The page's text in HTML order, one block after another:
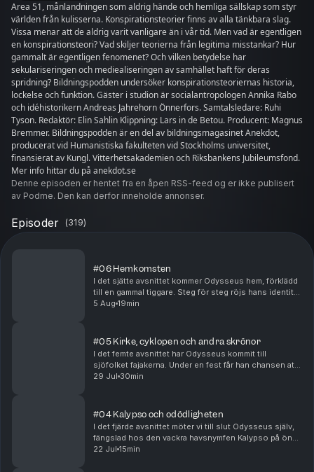
Area 51, månlandningen som aldrig hände och hemliga sällskap som styr
världen från kulisserna. Konspirationsteorier finns av alla tänkbara slag.
Vissa menar att de aldrig varit vanligare än i vår tid. Men vad är egentligen
en konspirationsteori? Vad skiljer teorierna från legitima misstankar? Hur
gammalt är egentligen fenomenet? Och vilken betydelse har
sekulariseringen och mediealiseringen av samhället haft för deras
spridning? Bildningspodden undersöker konspirationsteoriernas historia,
lockelse och funktion. Gäster i studion är socialantropologen Annika Rabo
och idéhistorikern Andreas Jahrehorn Önnerfors. Samtalsledare: Ruhi
Tyson. Redaktör: Elin Sahlin Klippning: Lars in de Betou. Producent: Magnus
Bremmer. Bildningspodden är en del av bildningsmagasinet Anekdot,
producerat vid Humanistiska fakulteten vid Stockholms universitet,
finansierat av Kungl. Vitterhetsakademien och Riksbankens Jubileumsfond.
Mer info hittar du på anekdot.se
Denne episoden er hentet fra en åpen RSS-feed og er ikke publisert
av Podme. Den kan derfor inneholde annonser.
Episoder (319)
#06 Hemkomsten
I det sjätte avsnittet kommer Odysseus hem, förklädd
till en gammal tiggare. Steg för steg röjs hans identitet
genom igenkänning och karaktärstest. Varför måste
5 Aug 19min
#05 Kirke, cyklopen och andra skrönor
I det femte avsnittet har Odysseus kommit till
sjöfolket fajakerna. Under en fest får han chansen att
berätta om alla sina äventyr från kriget och hemresan.
29 Jul 30min
#04 Kalypso och odödligheten
I det fjärde avsnittet möter vi till slut Odysseus själv,
fängslad hos den vackra havsnymfen Kalypso på ön
Ogygia. Odysseus ställs inför ett val när Kalypso
22 Jul 15min